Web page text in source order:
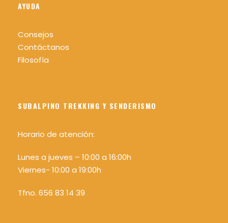
AYUDA
Consejos
Contáctanos
Filosofía
SUBALPINO TREKKING Y SENDERISMO
Horario de atención:
Lunes a jueves – 10:00 a 16:00h
Viernes- 10:00 a 19:00h
Tfno. 656 83 14 39